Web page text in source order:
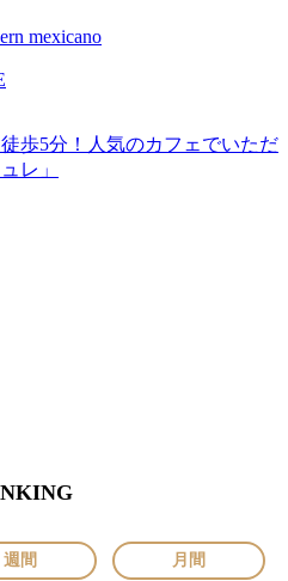
mexicano
歩5分！人気のカフェでいただ
レ」
週間 月間